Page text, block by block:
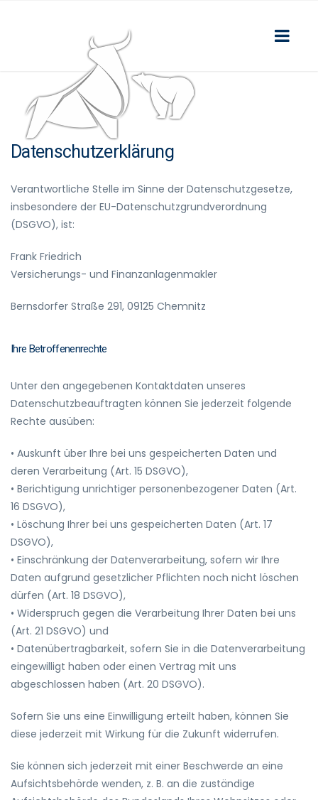
Datenschutzerklärung
Verantwortliche Stelle im Sinne der Datenschutzgesetze,
insbesondere der EU-Datenschutzgrundverordnung
(DSGVO), ist:
Frank Friedrich
Versicherungs- und Finanzanlagenmakler
Bernsdorfer Straße 291, 09125 Chemnitz
Ihre Betroffenenrechte
Unter den angegebenen Kontaktdaten unseres
Datenschutzbeauftragten können Sie jederzeit folgende
Rechte ausüben:
• Auskunft über Ihre bei uns gespeicherten Daten und
deren Verarbeitung (Art. 15 DSGVO),
• Berichtigung unrichtiger personenbezogener Daten (Art.
16 DSGVO),
• Löschung Ihrer bei uns gespeicherten Daten (Art. 17
DSGVO),
• Einschränkung der Datenverarbeitung, sofern wir Ihre
Daten aufgrund gesetzlicher Pflichten noch nicht löschen
dürfen (Art. 18 DSGVO),
• Widerspruch gegen die Verarbeitung Ihrer Daten bei uns
(Art. 21 DSGVO) und
• Datenübertragbarkeit, sofern Sie in die Datenverarbeitung
eingewilligt haben oder einen Vertrag mit uns
abgeschlossen haben (Art. 20 DSGVO).
Sofern Sie uns eine Einwilligung erteilt haben, können Sie
diese jederzeit mit Wirkung für die Zukunft widerrufen.
Sie können sich jederzeit mit einer Beschwerde an eine
Aufsichtsbehörde wenden, z. B. an die zuständige